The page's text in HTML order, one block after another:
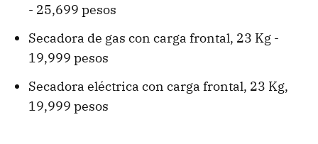
- 25,699 pesos
Secadora de gas con carga frontal, 23 Kg -
19,999 pesos
Secadora eléctrica con carga frontal, 23 Kg,
19,999 pesos